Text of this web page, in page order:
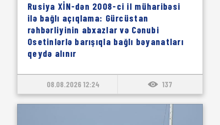
Rusiya XİN-dən 2008-ci il müharibəsi
ilə bağlı açıqlama: Gürcüstan
rəhbərliyinin abxazlar və Cənubi
Osetinlərlə barışıqla bağlı bəyanatları
qeydə alınır
08.08.2026 12:24 137